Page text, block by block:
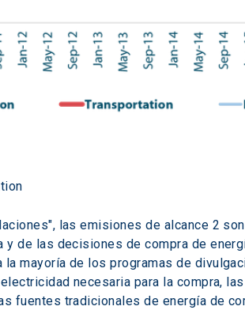
las emisiones de alcance 2
de las decisiones de compra de
mayoría de los programas de
necesaria para la compra,
fuentes tradicionales de energía de